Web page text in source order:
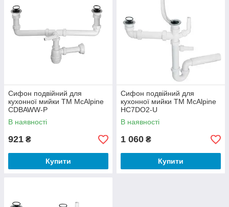
Сифон подвійний для
кухонної мийки ТМ McAlpine
CDBAWW-P
В наявності
921 ₴
Купити
Сифон подвійний для
кухонної мийки ТМ McAlpine
НС7DO2-U
В наявності
1 060 ₴
Купити